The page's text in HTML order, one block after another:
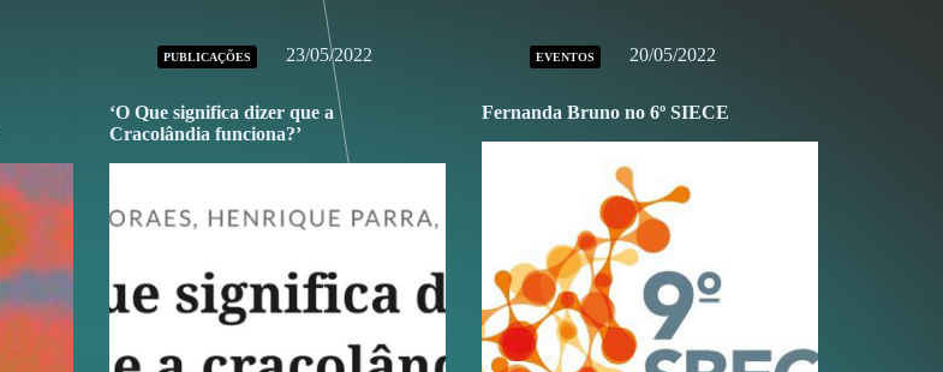
PUBLICAÇÕES 23/05/2022
‘O Que significa dizer que a
Cracolândia funciona?’
EVENTOS 20/05/2022
Fernanda Bruno no 6º SIECE